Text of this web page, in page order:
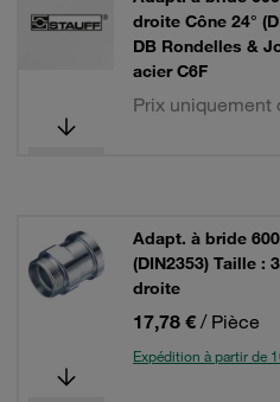
droite Cône 24°
DB Rondelles &
acier C6F
Prix uniquement
Adapt. à bride
(DIN2353) Taille :
droite
17,78 € / Pièce
Expédition à partir de